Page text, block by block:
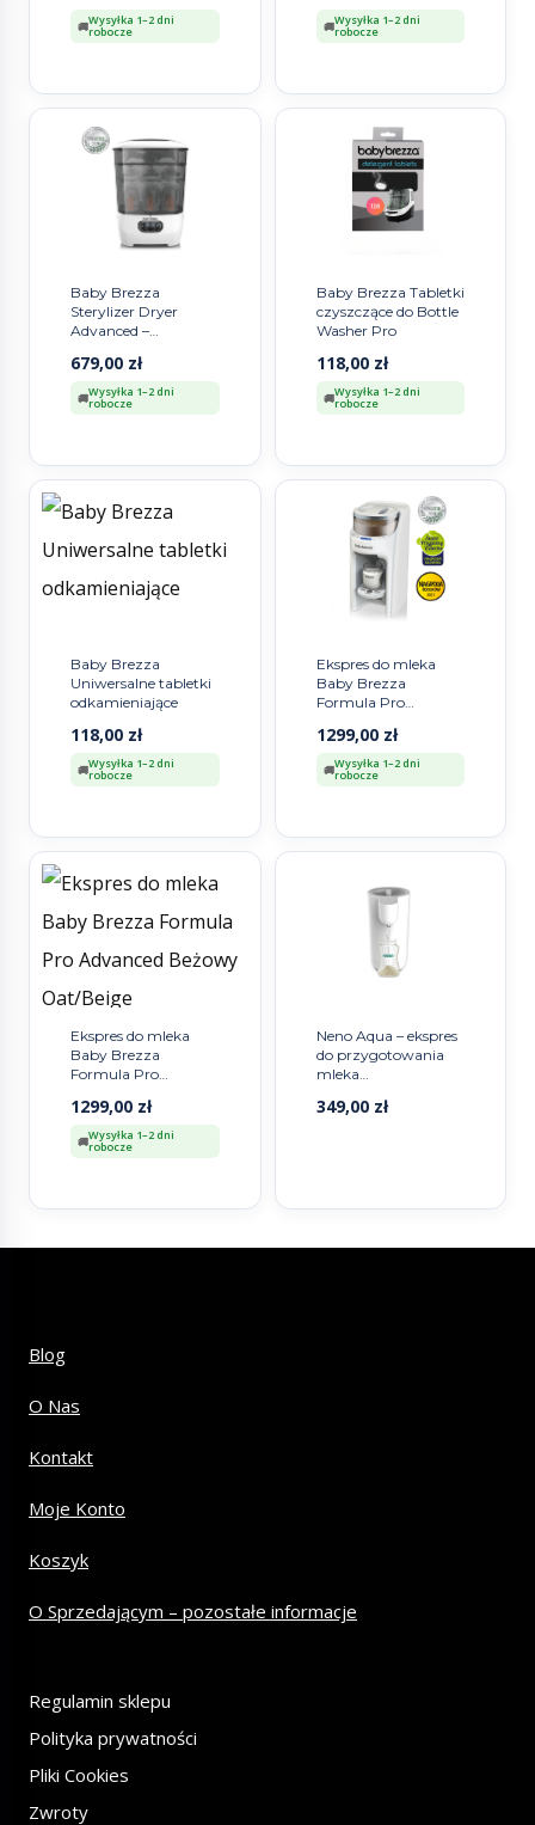
Wysyłka 1–2 dni
robocze
Wysyłka 1–2 dni
robocze
Baby Brezza
Sterylizer Dryer
Advanced –
suszarka do butelek
679,00 zł
Wysyłka 1–2 dni
robocze
Baby Brezza Tabletki
czyszczące do Bottle
Washer Pro
118,00 zł
Wysyłka 1–2 dni
robocze
Baby Brezza
Uniwersalne tabletki
odkamieniające
118,00 zł
Wysyłka 1–2 dni
robocze
Ekspres do mleka
Baby Brezza
Formula Pro
1299,00 zł
Wysyłka 1–2 dni
robocze
Ekspres do mleka
Baby Brezza
Formula Pro
Oat/Beige
1299,00 zł
Wysyłka 1–2 dni
robocze
Neno Aqua – ekspres
do przygotowania
mleka
349,00 zł
Blog
O Nas
Kontakt
Moje Konto
Koszyk
O Sprzedającym – pozostałe informacje
Regulamin sklepu
Polityka prywatności
Pliki Cookies
Zwroty